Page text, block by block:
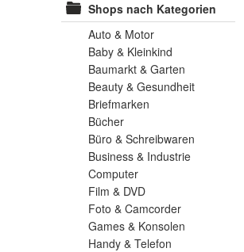
Shops nach Kategorien
Auto & Motor
Baby & Kleinkind
Baumarkt & Garten
Beauty & Gesundheit
Briefmarken
Bücher
Büro & Schreibwaren
Business & Industrie
Computer
Film & DVD
Foto & Camcorder
Games & Konsolen
Handy & Telefon